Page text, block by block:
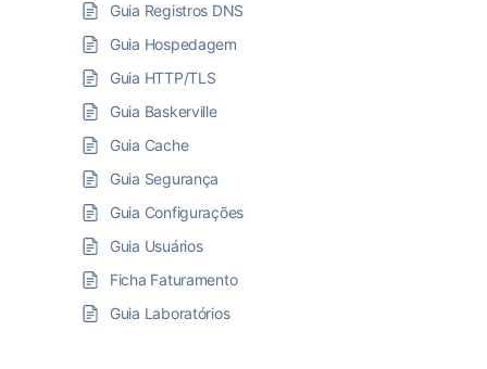
Guia Registros DNS
Guia Hospedagem
Guia HTTP/TLS
Guia Baskerville
Guia Cache
Guia Segurança
Guia Configurações
Guia Usuários
Ficha Faturamento
Guia Laboratórios